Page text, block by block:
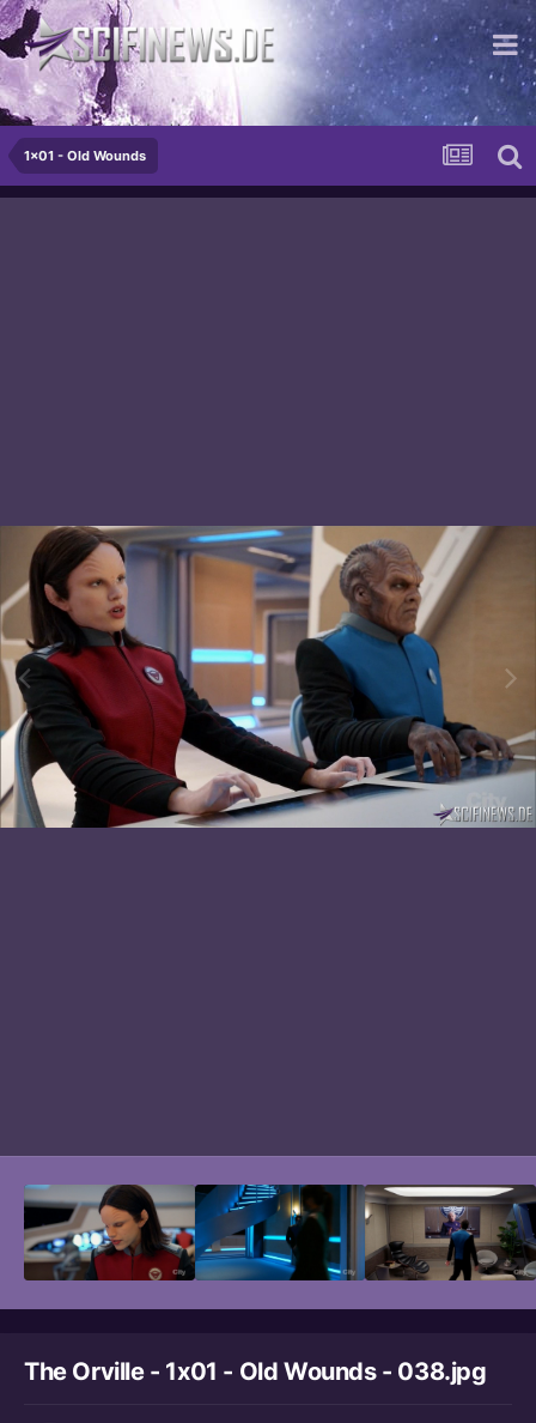
...und so spok der Herr
1x01 - Old Wounds
The Orville - 1x01 - Old Wounds - 038.jpg